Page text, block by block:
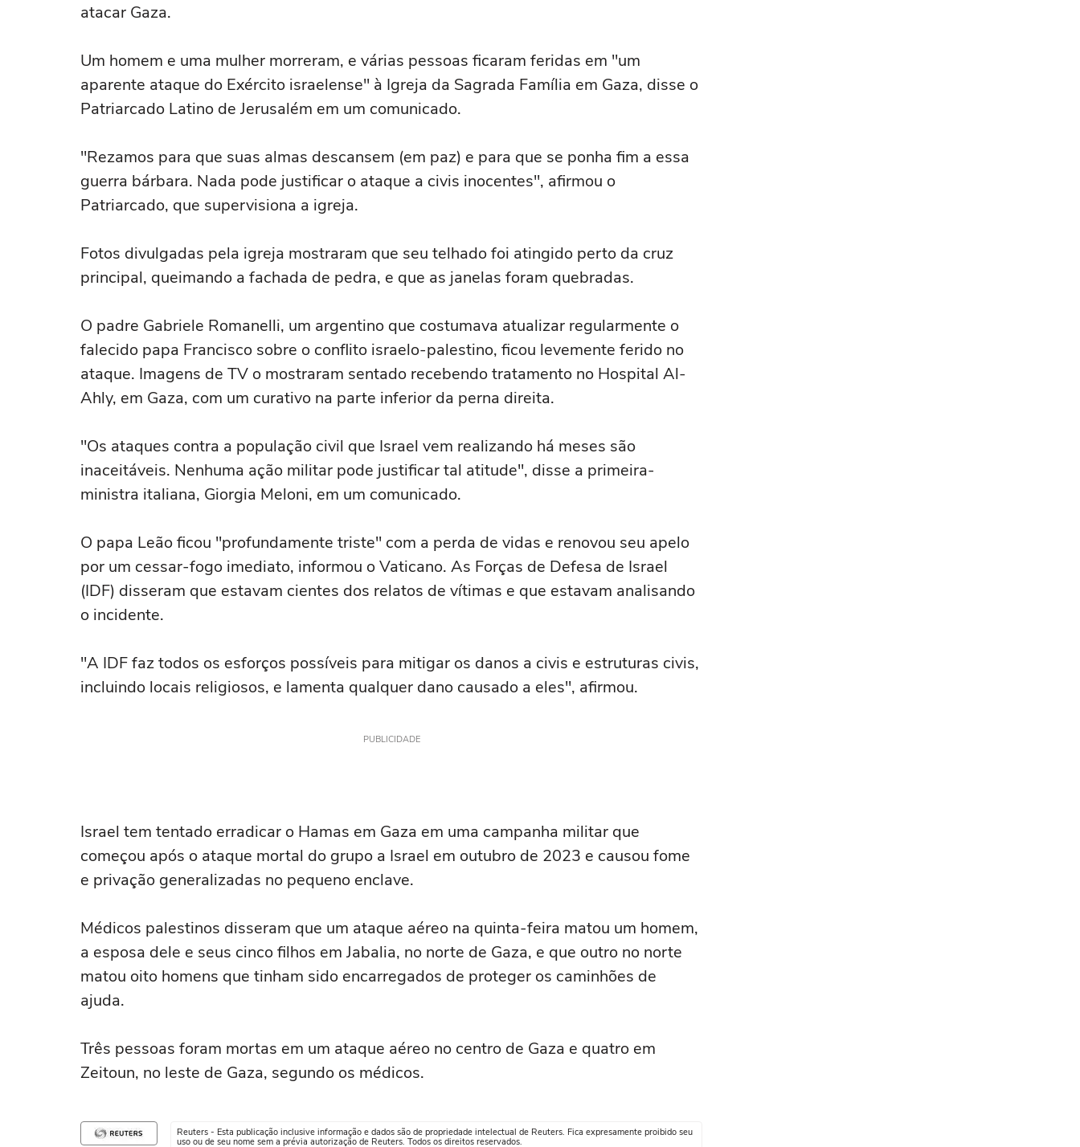
atacar Gaza.
Um homem e uma mulher morreram, e várias pessoas ficaram feridas em "um
aparente ataque do Exército israelense" à Igreja da Sagrada Família em Gaza, disse o
Patriarcado Latino de Jerusalém em um comunicado.
"Rezamos para que suas almas descansem (em paz) e para que se ponha fim a essa
guerra bárbara. Nada pode justificar o ataque a civis inocentes", afirmou o
Patriarcado, que supervisiona a igreja.
Fotos divulgadas pela igreja mostraram que seu telhado foi atingido perto da cruz
principal, queimando a fachada de pedra, e que as janelas foram quebradas.
O padre Gabriele Romanelli, um argentino que costumava atualizar regularmente o
falecido papa Francisco sobre o conflito israelo-palestino, ficou levemente ferido no
ataque. Imagens de TV o mostraram sentado recebendo tratamento no Hospital Al-
Ahly, em Gaza, com um curativo na parte inferior da perna direita.
"Os ataques contra a população civil que Israel vem realizando há meses são
inaceitáveis. Nenhuma ação militar pode justificar tal atitude", disse a primeira-
ministra italiana, Giorgia Meloni, em um comunicado.
O papa Leão ficou "profundamente triste" com a perda de vidas e renovou seu apelo
por um cessar-fogo imediato, informou o Vaticano. As Forças de Defesa de Israel
(IDF) disseram que estavam cientes dos relatos de vítimas e que estavam analisando
o incidente.
"A IDF faz todos os esforços possíveis para mitigar os danos a civis e estruturas civis,
incluindo locais religiosos, e lamenta qualquer dano causado a eles", afirmou.
PUBLICIDADE
Israel tem tentado erradicar o Hamas em Gaza em uma campanha militar que
começou após o ataque mortal do grupo a Israel em outubro de 2023 e causou fome
e privação generalizadas no pequeno enclave.
Médicos palestinos disseram que um ataque aéreo na quinta-feira matou um homem,
a esposa dele e seus cinco filhos em Jabalia, no norte de Gaza, e que outro no norte
matou oito homens que tinham sido encarregados de proteger os caminhões de
ajuda.
Três pessoas foram mortas em um ataque aéreo no centro de Gaza e quatro em
Zeitoun, no leste de Gaza, segundo os médicos.
Reuters - Esta publicação inclusive informação e dados são de propriedade intelectual de Reuters. Fica expresamente proibido seu
uso ou de seu nome sem a prévia autorização de Reuters. Todos os direitos reservados.